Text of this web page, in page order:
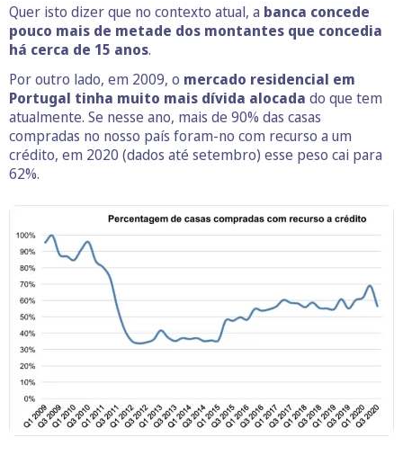
Quer isto dizer que no contexto atual, a banca concede
pouco mais de metade dos montantes que concedia
há cerca de 15 anos.
Por outro lado, em 2009, o mercado residencial em
Portugal tinha muito mais dívida alocada do que tem
atualmente. Se nesse ano, mais de 90% das casas
compradas no nosso país foram-no com recurso a um
crédito, em 2020 (dados até setembro) esse peso cai para
62%.